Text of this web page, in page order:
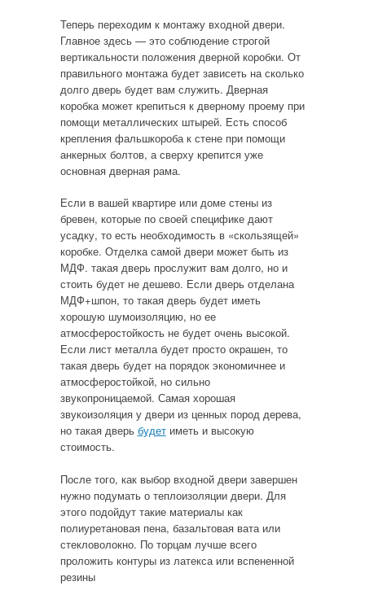
Теперь переходим к монтажу входной двери.
Главное здесь — это соблюдение строгой
вертикальности положения дверной коробки. От
правильного монтажа будет зависеть на сколько
долго дверь будет вам служить. Дверная
коробка может крепиться к дверному проему при
помощи металлических штырей. Есть способ
крепления фальшкороба к стене при помощи
анкерных болтов, а сверху крепится уже
основная дверная рама.
Если в вашей квартире или доме стены из
бревен, которые по своей специфике дают
усадку, то есть необходимость в «скользящей»
коробке. Отделка самой двери может быть из
МДФ. такая дверь прослужит вам долго, но и
стоить будет не дешево. Если дверь отделана
МДФ+шпон, то такая дверь будет иметь
хорошую шумоизоляцию, но ее
атмосферостойкость не будет очень высокой.
Если лист металла будет просто окрашен, то
такая дверь будет на порядок экономичнее и
атмосферостойкой, но сильно
звукопроницаемой. Самая хорошая
звукоизоляция у двери из ценных пород дерева,
но такая дверь будетиметь и высокую
стоимость.
После того, как выбор входной двери завершен
нужно подумать о теплоизоляции двери. Для
этого подойдут такие материалы как
полиуретановая пена, базальтовая вата или
стекловолокно. По торцам лучше всего
проложить контуры из латекса или вспененной
резины